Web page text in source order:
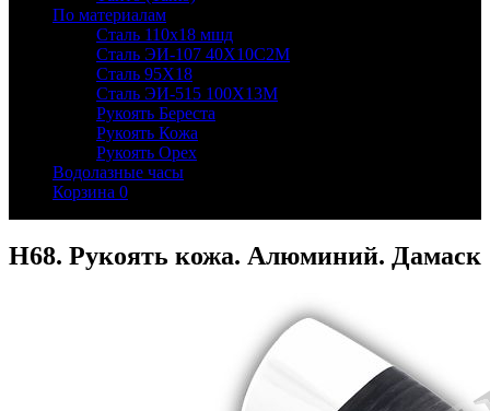
По материалам
Сталь 110х18 мшд
Сталь ЭИ-107 40Х10С2М
Сталь 95Х18
Сталь ЭИ-515 100Х13М
Рукоять Береста
Рукоять Кожа
Рукоять Орех
Водолазные часы
Корзина 0
Н68. Рукоять кожа. Алюминий. Дамаск